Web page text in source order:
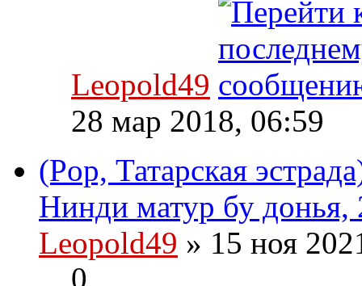
Leopold49
28 мар 2018, 06:59
(Pop, Татарская
Нинди матур бу
Leopold49 » 15 ноя
0